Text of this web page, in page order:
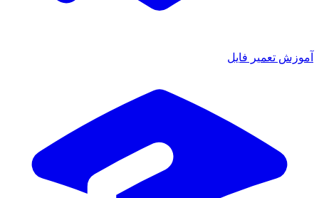
آموزش تعمیر فایل